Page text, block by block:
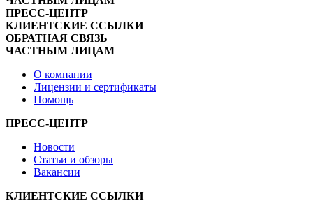
ПРЕСС-ЦЕНТР
КЛИЕНТСКИЕ ССЫЛКИ
ОБРАТНАЯ СВЯЗЬ
ЧАСТНЫМ ЛИЦАМ
О компании
Лицензии и сертификаты
Помощь
ПРЕСС-ЦЕНТР
Новости
Статьи и обзоры
Вакансии
КЛИЕНТСКИЕ ССЫЛКИ